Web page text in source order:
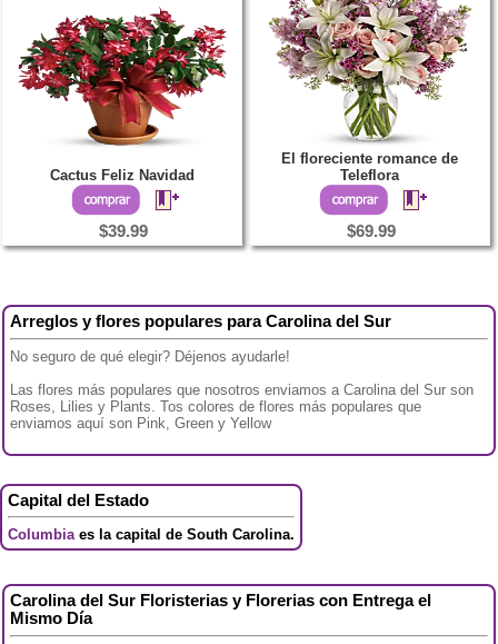
Cactus Feliz Navidad
$39.99
El floreciente romance de
Teleflora
$69.99
Arreglos y flores populares para Carolina del Sur
No seguro de qué elegir? Déjenos ayudarle!
Las flores más populares que nosotros enviamos a Carolina del Sur son
Roses, Lilies y Plants. Tos colores de flores más populares que
enviamos aquí son Pink, Green y Yellow
Capital del Estado
Columbia es la capital de South Carolina.
Carolina del Sur Floristerias y Florerias con Entrega el
Mismo Día